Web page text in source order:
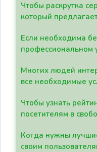
Чтобы раскрутка
который
Если необходима
профессиональном
Многих людей
все необходимые
Чтобы узнать
посетителям в
Когда нужны
своим